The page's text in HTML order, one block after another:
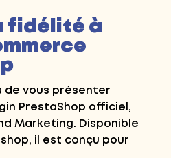
fidélité à
de vous présenter
PrestaShop officiel,
Marketing. Disponible
il est conçu pour